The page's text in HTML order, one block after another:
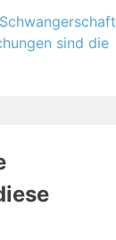
sind die